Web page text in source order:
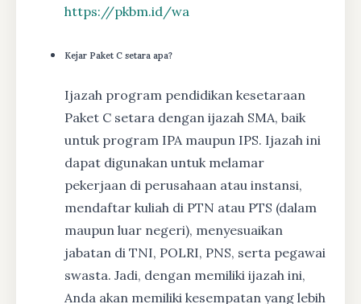
https://pkbm.id/wa
Kejar Paket C setara apa?
Ijazah program pendidikan kesetaraan
Paket C setara dengan ijazah SMA, baik
untuk program IPA maupun IPS. Ijazah ini
dapat digunakan untuk melamar
pekerjaan di perusahaan atau instansi,
mendaftar kuliah di PTN atau PTS (dalam
maupun luar negeri), menyesuaikan
jabatan di TNI, POLRI, PNS, serta pegawai
swasta. Jadi, dengan memiliki ijazah ini,
Anda akan memiliki kesempatan yang lebih